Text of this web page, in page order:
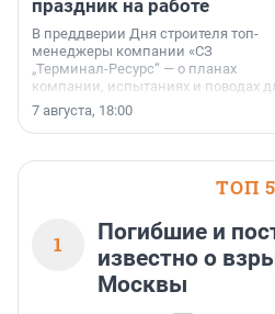
праздник на работе
В преддверии Дня строителя топ-
менеджеры компании «СЗ
„Терминал-Ресурс“ — о планах
компании, испытаниях и поводах
осторожного оптимизма.
7 августа, 18:00
ТОП 5
1
Погибшие и
известно о
Москвы